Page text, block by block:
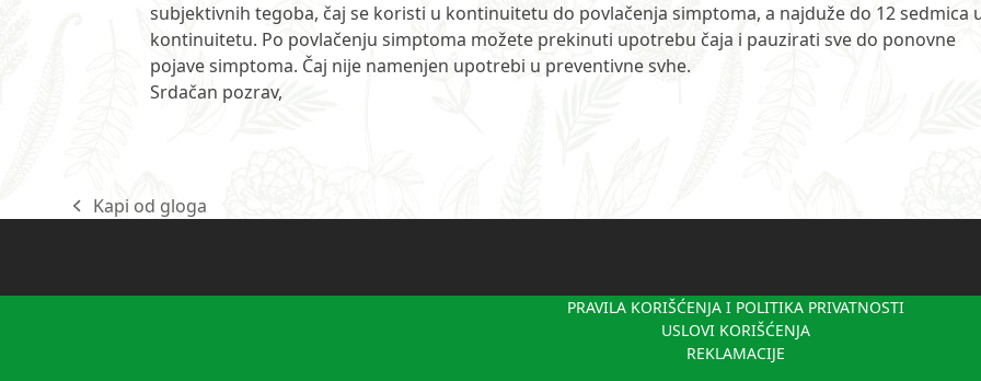
subjektivnih tegoba, čaj se koristi u kontinuitetu do povlačenja simptoma, a najduže do 12 sedmica
kontinuitetu. Po povlačenju simptoma možete prekinuti upotrebu čaja i pauzirati sve do ponovne
pojave simptoma. Čaj nije namenjen upotrebi u preventivne svhe.
Srdačan pozrav,
previous
Kapi od gloga
PRAVILA KORIŠĆENJA I POLITIKA PRIVATNOSTI
USLOVI KORIŠĆENJA
REKLAMACIJE